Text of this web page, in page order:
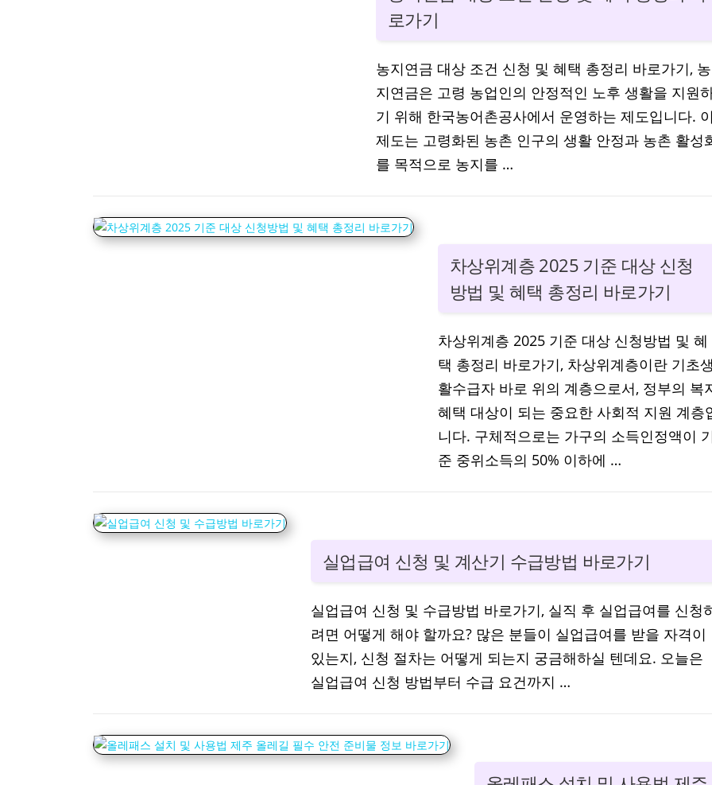
로가기
농지연금 대상 조건 신청 및 혜택 총정리 바로가기, 농
지연금은 고령 농업인의 안정적인 노후 생활을 지원
기 위해 한국농어촌공사에서 운영하는 제도입니다.
제도는 고령화된 농촌 인구의 생활 안정과 농촌 활성
를 목적으로 농지를 …
차상위계층 2025 기준 대상 신청
방법 및 혜택 총정리 바로가기
차상위계층 2025 기준 대상 신청방법 및 혜
택 총정리 바로가기, 차상위계층이란 기초
활수급자 바로 위의 계층으로서, 정부의 복
혜택 대상이 되는 중요한 사회적 지원 계층
니다. 구체적으로는 가구의 소득인정액이
준 중위소득의 50% 이하에 …
실업급여 신청 및 계산기 수급방법 바로가기
실업급여 신청 및 수급방법 바로가기, 실직 후 실업급여를 신청
려면 어떻게 해야 할까요? 많은 분들이 실업급여를 받을 자격이
있는지, 신청 절차는 어떻게 되는지 궁금해하실 텐데요. 오늘은
실업급여 신청 방법부터 수급 요건까지 …